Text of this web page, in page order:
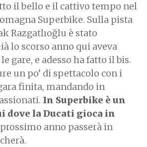
il bello e il cattivo tempo nel
Superbike. Sulla pista
Razgatlıoğlu è stato
lo scorso anno qui aveva
gare, e adesso ha fatto il bis.
un po’ di spettacolo con i
finita, mandando in
In Superbike è un
dove la Ducati gioca in
anno passerà in